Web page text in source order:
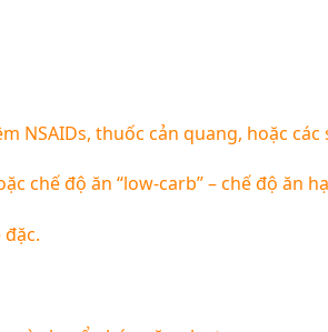
NSAIDs, thuốc cản quang, hoặc
chế độ ăn “low-carb” – chế độ ăn